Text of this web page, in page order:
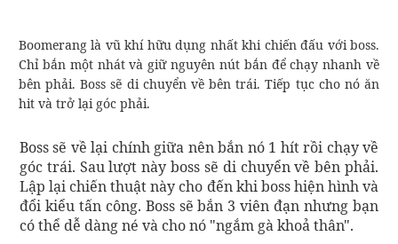
Boomerang là vũ khí hữu dụng nhất khi chiến đấu với boss.
Chỉ bắn một nhát và giữ nguyên nút bắn để chạy nhanh về
bên phải. Boss sẽ di chuyển về bên trái. Tiếp tục cho nó ăn
hit và trở lại góc phải.
Boss sẽ về lại chính giữa nên bắn nó 1 hít rồi chạy về
góc trái. Sau lượt này boss sẽ di chuyển về bên phải.
Lập lại chiến thuật này cho đến khi boss hiện hình và
đổi kiểu tấn công. Boss sẽ bắn 3 viên đạn nhưng bạn
có thể dễ dàng né và cho nó "ngắm gà khoả thân".